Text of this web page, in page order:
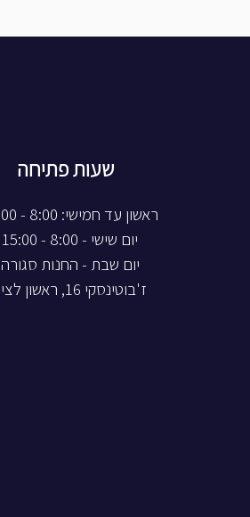
שעות פתיחה
ראשון עד חמישי: 8:00 - 20:00
יום שישי - 8:00 - 15:00
יום שבת - החנות סגורה
ז'בוטינסקי 16, ראשון לציון